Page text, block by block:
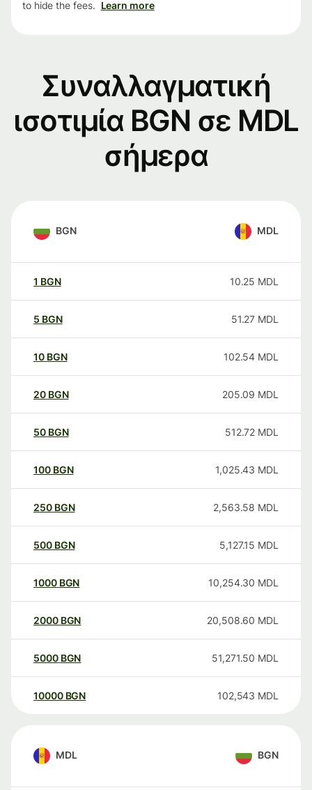
to hide the fees. Learn more
Συναλλαγματική
ισοτιμία BGN σε MDL
σήμερα
BGN MDL
1 BGN 10.25 MDL
5 BGN 51.27 MDL
10 BGN 102.54 MDL
20 BGN 205.09 MDL
50 BGN 512.72 MDL
100 BGN 1,025.43 MDL
250 BGN 2,563.58 MDL
500 BGN 5,127.15 MDL
1000 BGN 10,254.30 MDL
2000 BGN 20,508.60 MDL
5000 BGN 51,271.50 MDL
10000 BGN 102,543 MDL
MDL BGN